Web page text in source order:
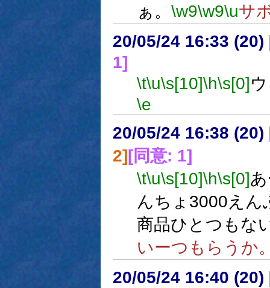
ぁ。 \w9\w9\uサ
20/05/24 16:33 (20)
1]
\t\u\s[10]\h\s[0]
\e
20/05/24 16:38 (20)
2][同意: 1]
\t\u\s[10]\h\s[0]
んちょ3000えん
商品ひとつもな
いーつもらうか
20/05/24 16:40 (20)